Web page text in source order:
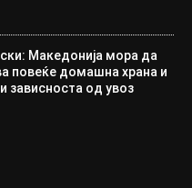
Македонија мора да
повеќе домашна храна и
зависноста од увоз